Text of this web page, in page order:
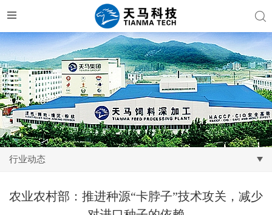
行业动态
农业农村部：推进种源“卡脖子”技术攻关，减少